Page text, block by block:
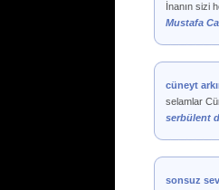
İnanın sizi
Mustafa
cüneyt
selamlar
serbülent
sonsuz